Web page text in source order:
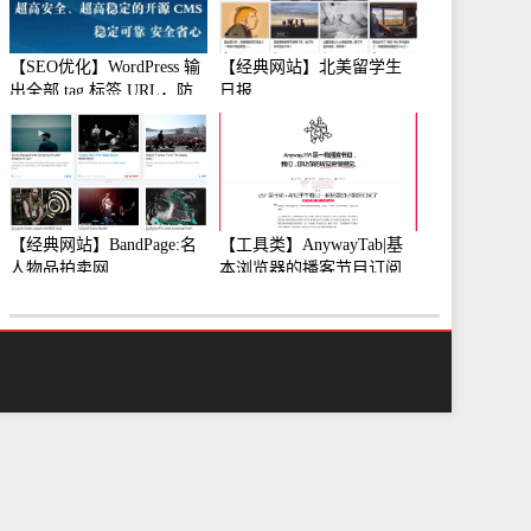
【SEO优化】WordPress 输
出全部 tag 标签 URL，防
止中文转码
【经典网站】北美留学生
日报
【经典网站】BandPage:名
人物品拍卖网
【工具类】AnywayTab|基
本浏览器的播客节目订阅